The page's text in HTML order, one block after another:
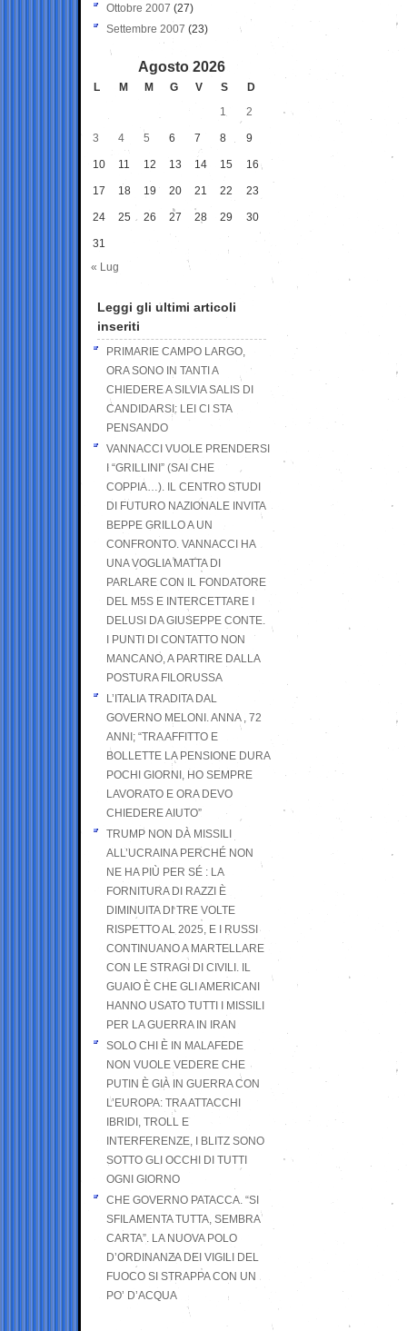
Ottobre 2007 (27)
Settembre 2007 (23)
Agosto 2026
L M M G V S
D
1
2
3 4 5 6 7 8 9
10 11 12 13 14 15 16
17 18 19 20 21 22 23
24 25 26 27 28 29 30
31
« Lug
Leggi gli ultimi articoli
inseriti
PRIMARIE CAMPO LARGO,
ORA SONO IN TANTI A
CHIEDERE A SILVIA SALIS DI
CANDIDARSI: LEI CI STA
PENSANDO
VANNACCI VUOLE PRENDERSI
I “GRILLINI” (SAI CHE
COPPIA…). IL CENTRO STUDI
DI FUTURO NAZIONALE INVITA
BEPPE GRILLO A UN
CONFRONTO. VANNACCI HA
UNA VOGLIA MATTA DI
PARLARE CON IL FONDATORE
DEL M5S E INTERCETTARE I
DELUSI DA GIUSEPPE CONTE.
I PUNTI DI CONTATTO NON
MANCANO, A PARTIRE DALLA
POSTURA FILORUSSA
L’ITALIA TRADITA DAL
GOVERNO MELONI. ANNA , 72
ANNI; “TRA AFFITTO E
BOLLETTE LA PENSIONE DURA
POCHI GIORNI, HO SEMPRE
LAVORATO E ORA DEVO
CHIEDERE AIUTO”
TRUMP NON DÀ MISSILI
ALL’UCRAINA PERCHÉ NON
NE HA PIÙ PER SÉ : LA
FORNITURA DI RAZZI È
DIMINUITA DI TRE VOLTE
RISPETTO AL 2025, E I RUSSI
CONTINUANO A MARTELLARE
CON LE STRAGI DI CIVILI. IL
GUAIO È CHE GLI AMERICANI
HANNO USATO TUTTI I MISSILI
PER LA GUERRA IN IRAN
SOLO CHI È IN MALAFEDE
NON VUOLE VEDERE CHE
PUTIN È GIÀ IN GUERRA CON
L’EUROPA: TRA ATTACCHI
IBRIDI, TROLL E
INTERFERENZE, I BLITZ SONO
SOTTO GLI OCCHI DI TUTTI
OGNI GIORNO
CHE GOVERNO PATACCA. “SI
SFILAMENTA TUTTA, SEMBRA
CARTA”. LA NUOVA POLO
D’ORDINANZA DEI VIGILI DEL
FUOCO SI STRAPPA CON UN
PO’ D’ACQUA